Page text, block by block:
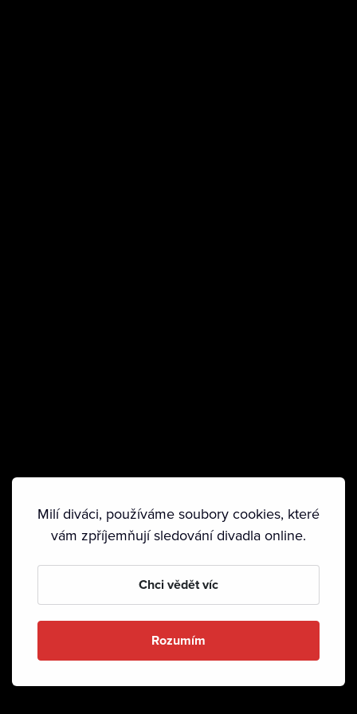
Milí diváci, používáme soubory cookies, které
vám zpříjemňují sledování divadla online.
Chci vědět víc
Rozumím